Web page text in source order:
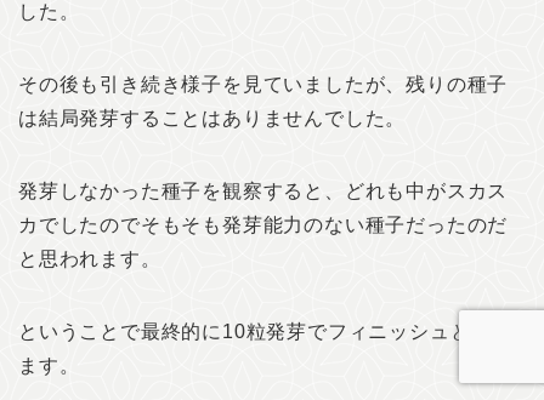
した。
その後も引き続き様子を見ていましたが、残りの種子
は結局発芽することはありませんでした。
発芽しなかった種子を観察すると、どれも中がスカス
カでしたのでそもそも発芽能力のない種子だったのだ
と思われます。
ということで最終的に10粒発芽でフィニッシュとなり
ます。